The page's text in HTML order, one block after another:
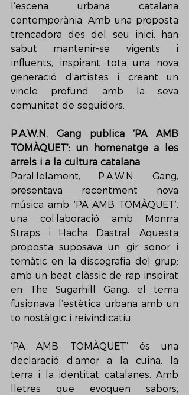
l’escena urbana catalana
contemporània. Amb una proposta
trencadora des del seu inici, han
sabut mantenir-se vigents i
influents, inspirant tota una nova
generació d’artistes i creant un
vincle profund amb la seva
comunitat de seguidors.
P.A.W.N. Gang publica ‘PA AMB
TOMÀQUET’: un homenatge a les
arrels i a la cultura catalana
Paral·lelament, P.A.W.N. Gang,
presentava recentment nova
música amb ‘PA AMB TOMÀQUET’,
una col·laboració amb Monrra
Straps i Hacha Dastral. Aquesta
proposta suposava un gir sonor i
temàtic en la discografia del grup:
amb un beat clàssic de rap inspirat
en The Sugarhill Gang, el tema
fusionava l’estètica urbana amb un
to nostàlgic i reivindicatiu.
‘PA AMB TOMÀQUET’ és una
declaració d’amor a la cuina, la
terra i la identitat catalanes. Amb
lletres que evoquen sabors,